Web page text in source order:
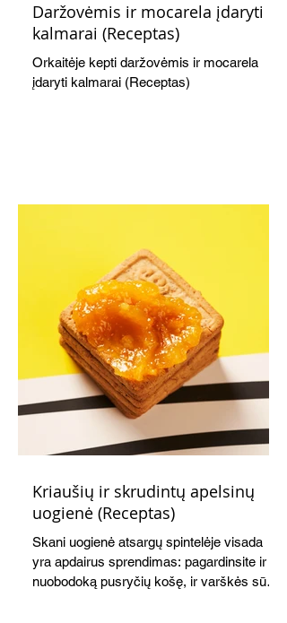
Daržovėmis ir mocarela įdaryti
kalmarai (Receptas)
Orkaitėje kepti daržovėmis ir mocarela
įdaryti kalmarai (Receptas)
Kriaušių ir skrudintų apelsinų
uogienė (Receptas)
Skani uogienė atsargų spintelėje visada
yra apdairus sprendimas: pagardinsite ir
nuobodoką pusryčių košę, ir varškės sūrį,